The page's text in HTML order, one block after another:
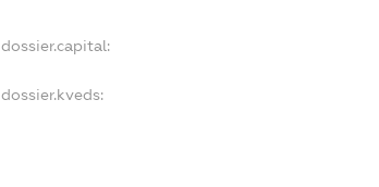
dossier.capital:
dossier.kveds: